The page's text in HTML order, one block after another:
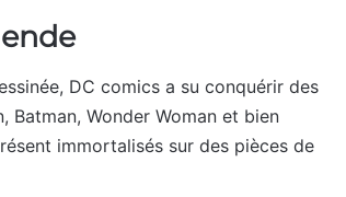
DC comics a su conquérir des
Batman, Wonder Woman et bien
immortalisés sur des pièces de